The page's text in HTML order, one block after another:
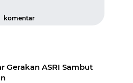
komentar
Gerakan ASRI Sambut